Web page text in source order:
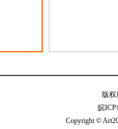
版权
皖ICP
Copyright ©